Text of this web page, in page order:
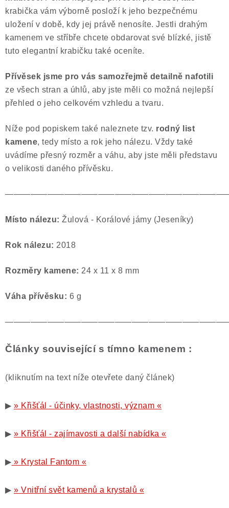
krabička vám výborně posloží k jeho bezpečnému
uložení v době, kdy jej právě nenosíte. Jestli drahým
kamenem ve stříbře chcete obdarovat své blízké, jistě
tuto elegantní krabičku také oceníte.
Přívěsek jsme pro vás samozřejmě detailně nafotili
ze všech stran a úhlů, aby jste měli co možná nejlepší
přehled o jeho celkovém vzhledu a tvaru.
Níže pod popiskem také naleznete tzv. rodný list
kamene, tedy místo a rok jeho nálezu. Vždy také
uvádíme přesný rozměr a váhu, aby jste měli představu
o velikosti daného přívěsku.
Místo nálezu: Žulová - Korálové jámy (Jeseníky)
Rok nálezu: 2018
Rozměry kamene: 24 x 11 x 8 mm
Váha přívěsku: 6 g
Články související s tímno kamenem :
(kliknutím na text níže otevřete daný článek)
▶ » Křišťál - účinky, vlastnosti, význam «
▶ » Křišťál - zajímavosti a další nabídka «
▶ » Krystal Fantom «
▶ » Vnitřní svět kamenů a krystalů «